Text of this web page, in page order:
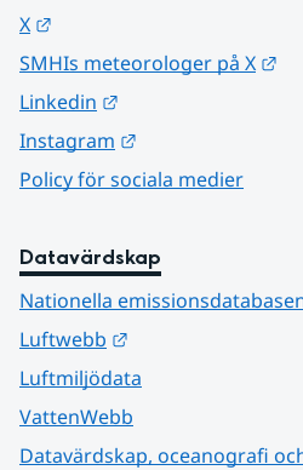
X
SMHIs meteorologer på X
Linkedin
Instagram
Policy för sociala medier
Datavärdskap
Nationella
Luftwebb
Luftmiljödata
VattenWebb
Datavärdskap, oceanografi